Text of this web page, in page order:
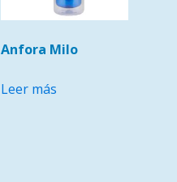
Anfora Milo
Leer más